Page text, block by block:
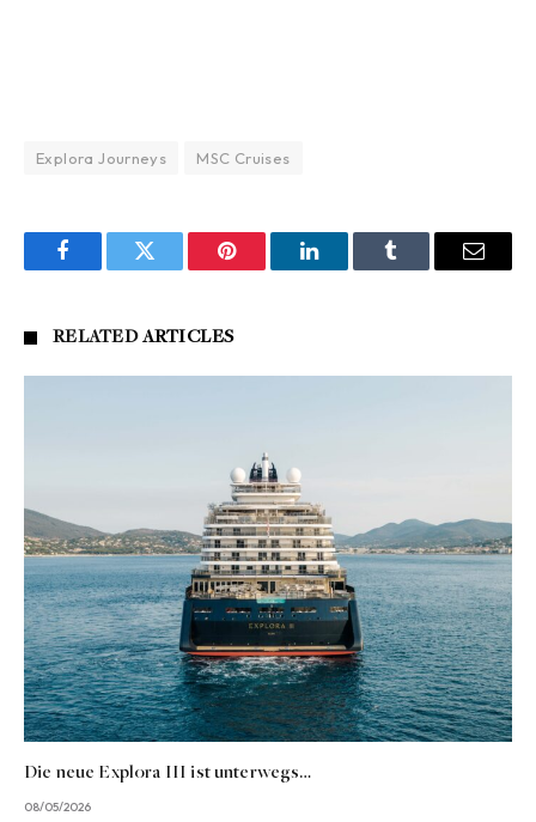
Explora Journeys MSC Cruises
FacebookTwitter Pinterest LinkedInTumblr Email
RELATEDARTICLES
Die neue Explora III ist unterwegs…
08/05/2026